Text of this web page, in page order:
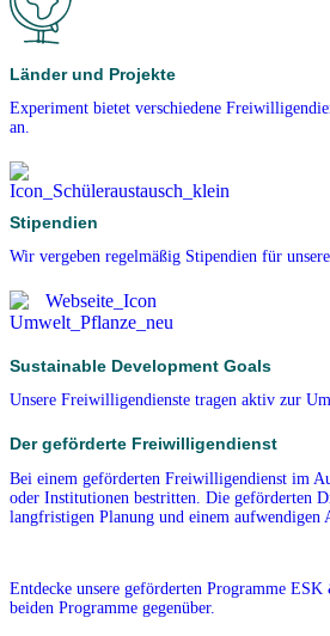
Länder und Projekte
Experiment bietet verschiedene
an.
Stipendien
Wir vergeben regelmäßig Stipendien für
Sustainable Development Goals
Unsere Freiwilligendienste tragen aktiv zur
Der geförderte Freiwilligendienst
Bei einem geförderten Freiwilligendienst im
oder Institutionen bestritten. Die geförderten
langfristigen Planung und einem aufwendigen
Entdecke unsere geförderten Programme ESK
beiden Programme gegenüber.